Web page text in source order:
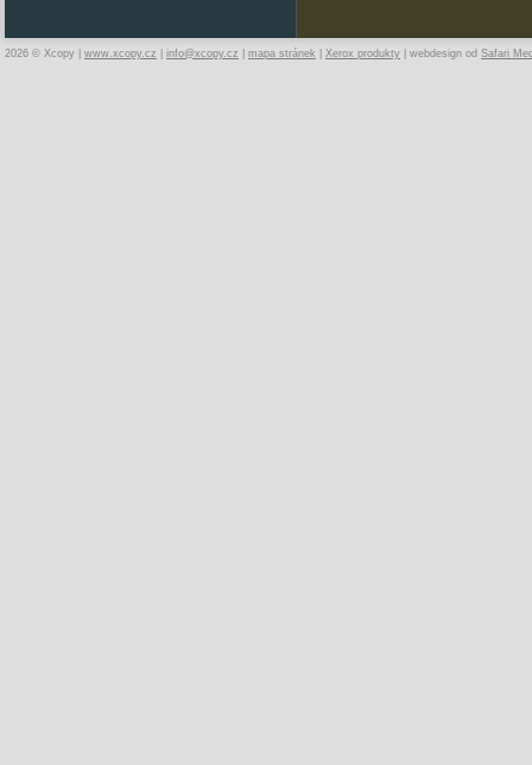
2026 © Xcopy | www.xcopy.cz info@xcopy.cz mapa stránek Xerox produkty | webdesign od Safari